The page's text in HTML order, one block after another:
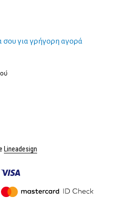
σου για γρήγορη αγορά
Lineadesign